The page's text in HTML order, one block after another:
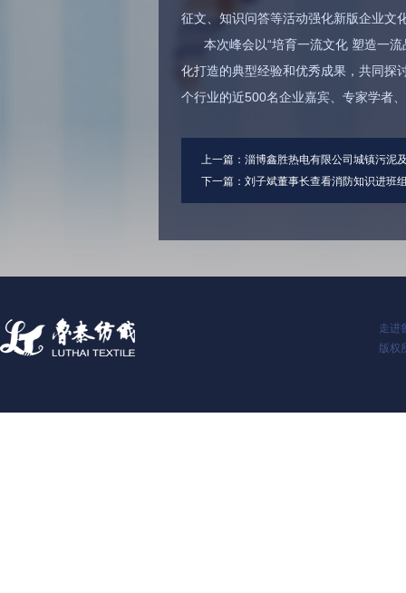
征文、知识问答等活动强化新版企业文
本次峰会以“培育一流文化 塑造一
化打造的典型经验和优秀成果，共同探
个行业的近500名企业嘉宾、专家学者
上一篇： 淄博鑫胜热电有限公司城镇污泥
下一篇： 刘子斌董事长查看消防知识进班
走进
版权